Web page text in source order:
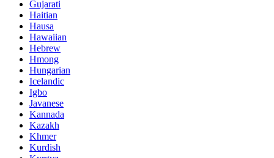
Gujarati
Haitian
Hausa
Hawaiian
Hebrew
Hmong
Hungarian
Icelandic
Igbo
Javanese
Kannada
Kazakh
Khmer
Kurdish